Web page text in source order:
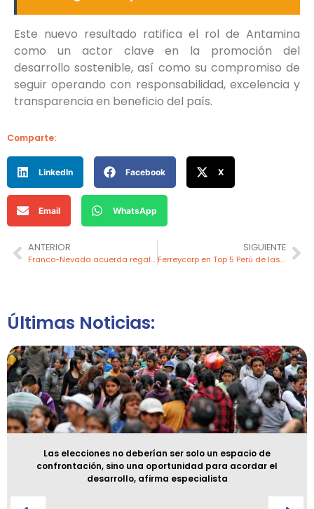
Este nuevo resultado ratifica el rol de Antamina
como un actor clave en la promoción del
desarrollo sostenible, así como su compromiso de
seguir operando con responsabilidad, excelencia y
transparencia en beneficio del país.
Comparte:
LinkedIn Facebook X
Email WhatsApp
ANTERIOR
Franco-Nevada acuerda regalía de US$ 250 millones con i-80 Gold
SIGUIENTE
Ferreycorp en Top 5 Perú de las empresas más sostenibles y líder del sector: Ranking Merco ESG
Últimas Noticias:
Las elecciones no deberían ser solo un espacio de
confrontación, sino una oportunidad para acordar el
desarrollo, afirma especialista